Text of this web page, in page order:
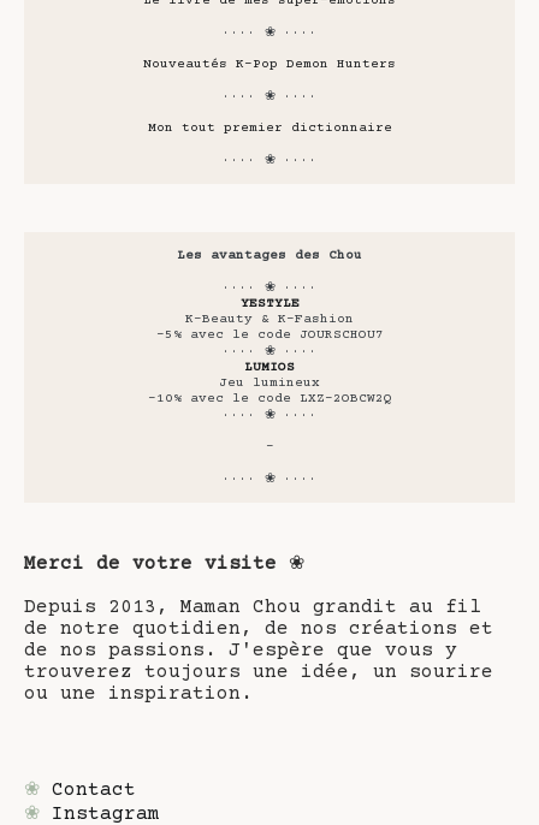
···· ❀ ····
Nouveautés K-Pop Demon Hunters
···· ❀ ····
Mon tout premier dictionnaire
···· ❀ ····
Les avantages des Chou
···· ❀ ····
YESTYLE
K-Beauty & K-Fashion
-5% avec le code JOURSCHOU7
···· ❀ ····
LUMIOS
Jeu lumineux
-10% avec le code LXZ-2OBCW2Q
···· ❀ ····
-
···· ❀ ····
Merci de votre visite ❀
Depuis 2013, Maman Chou grandit au fil
de notre quotidien, de nos créations et
de nos passions. J'espère que vous y
trouverez toujours une idée, un sourire
ou une inspiration.
❀ Contact
❀ Instagram